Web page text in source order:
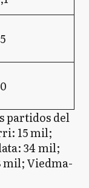
partidos del
15 mil;
34 mil;
mil; Viedma-